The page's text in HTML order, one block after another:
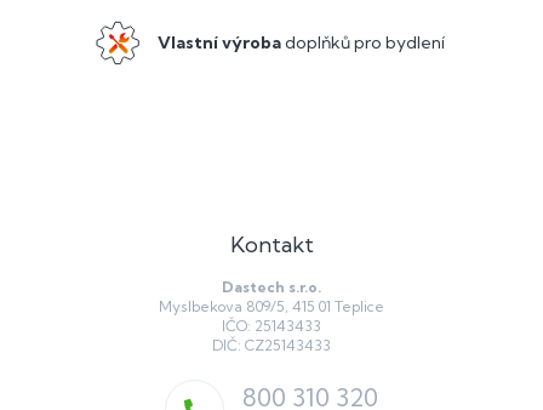
Vlastní výrobadoplňků pro bydlení
Kontakt
Dastech s.r.o.
Myslbekova 809/5, 415 01 Teplice
IČO: 25143433
DIČ: CZ25143433
800 310 320